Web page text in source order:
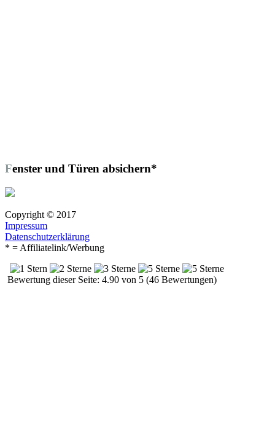
Fenster und Türen absichern*
Copyright © 2017
Impressum
Datenschutzerklärung
* = Affiliatelink/Werbung
Bewertung dieser Seite: 4.90 von 5 (46 Bewertungen)